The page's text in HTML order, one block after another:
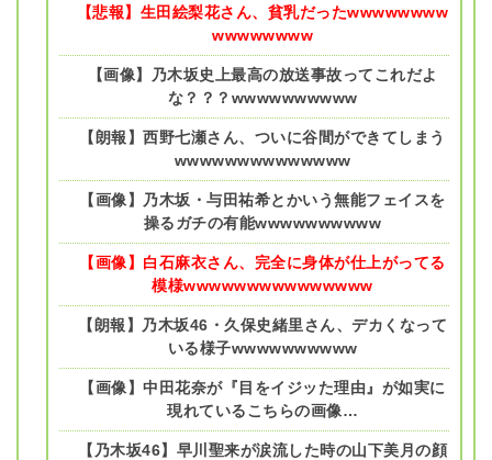
【悲報】生田絵梨花さん、貧乳だったwwwwwwww
wwwwwwww
【画像】乃木坂史上最高の放送事故ってこれだよ
な？？？wwwwwwwwww
【朗報】西野七瀬さん、ついに谷間ができてしまう
wwwwwwwwwwwwww
【画像】乃木坂・与田祐希とかいう無能フェイスを
操るガチの有能wwwwwwwwww
【画像】白石麻衣さん、完全に身体が仕上がってる
模様wwwwwwwwwwwwwww
【朗報】乃木坂46・久保史緒里さん、デカくなって
いる様子wwwwwwwwww
【画像】中田花奈が『目をイジッた理由』が如実に
現れているこちらの画像…
【乃木坂46】早川聖来が涙流した時の山下美月の顔